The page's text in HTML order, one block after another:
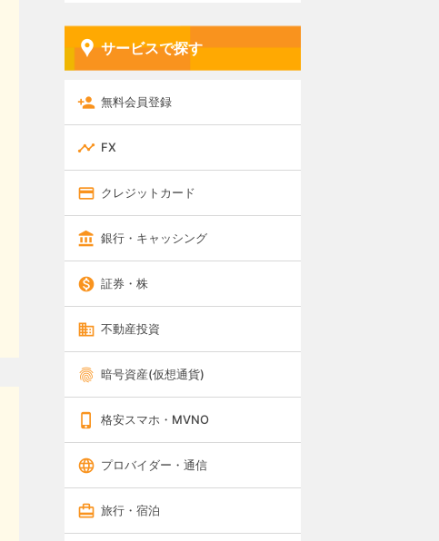
サービスで探す
無料会員登録
FX
クレジットカード
銀行・キャッシング
証券・株
不動産投資
暗号資産(仮想通貨)
格安スマホ・MVNO
プロバイダー・通信
旅行・宿泊